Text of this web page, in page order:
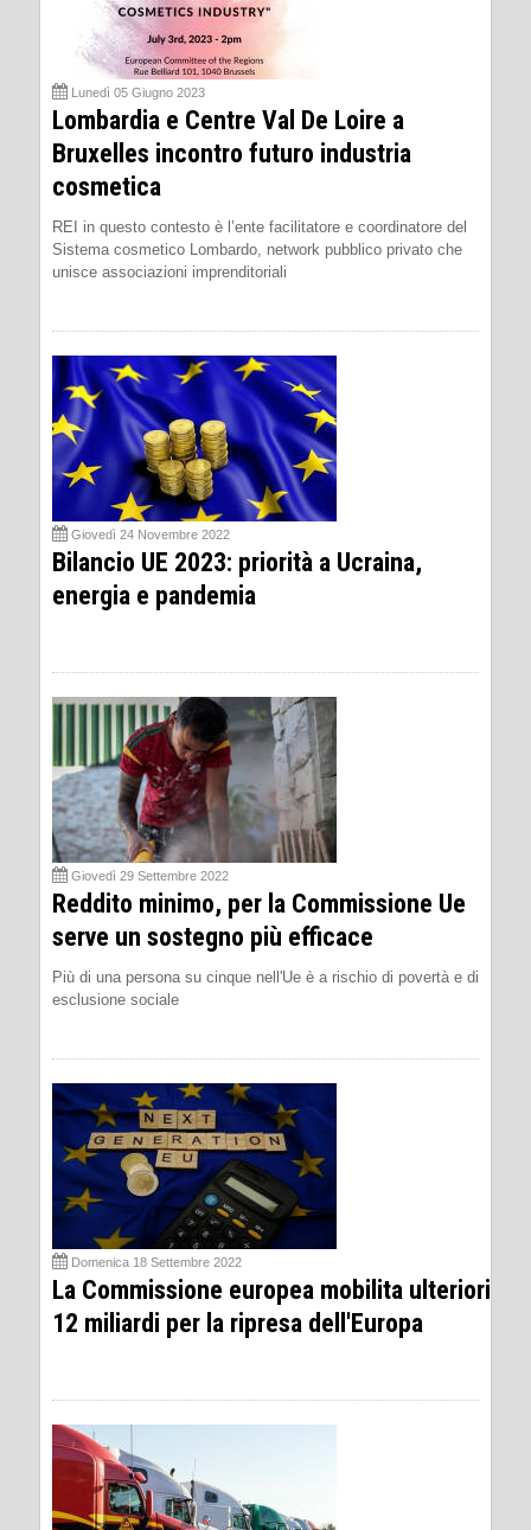
Lunedì 05 Giugno 2023
Lombardia e Centre Val De Loire a
Bruxelles incontro futuro industria
cosmetica
REI in questo contesto è l’ente facilitatore e coordinatore del
Sistema cosmetico Lombardo, network pubblico privato che
unisce associazioni imprenditoriali
Giovedì 24 Novembre 2022
Bilancio UE 2023: priorità a Ucraina,
energia e pandemia
Giovedì 29 Settembre 2022
Reddito minimo, per la Commissione Ue
serve un sostegno più efficace
Più di una persona su cinque nell'Ue è a rischio di povertà e di
esclusione sociale
Domenica 18 Settembre 2022
La Commissione europea mobilita ulteriori
12 miliardi per la ripresa dell'Europa